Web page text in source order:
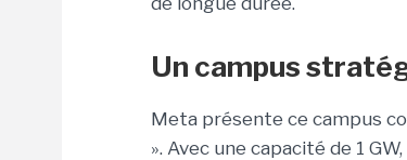
Un campus
Meta présente ce campus
». Avec une capacité de 1